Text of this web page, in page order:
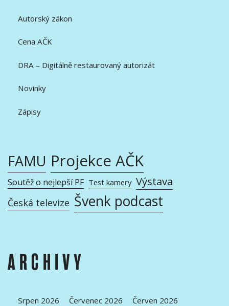
Autorský zákon
Cena AČK
DRA – Digitálně restaurovaný autorizát
Novinky
Zápisy
FAMU Projekce AČK
Soutěž o nejlepší PF Test kamery Výstava
Česká televize Švenk podcast
ARCHIVY
Srpen 2026 Červenec 2026 Červen 2026